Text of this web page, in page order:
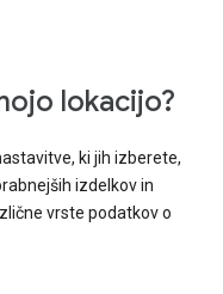
lokacijo?
ki jih izberete,
izdelkov in
vrste podatkov o